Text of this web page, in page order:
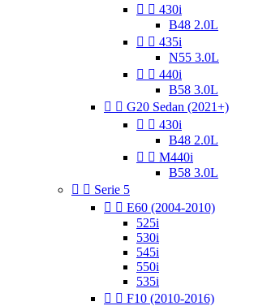
  430i
B48 2.0L
  435i
N55 3.0L
  440i
B58 3.0L
  G20 Sedan (2021+)
  430i
B48 2.0L
  M440i
B58 3.0L
  Serie 5
  E60 (2004-2010)
525i
530i
545i
550i
535i
  F10 (2010-2016)